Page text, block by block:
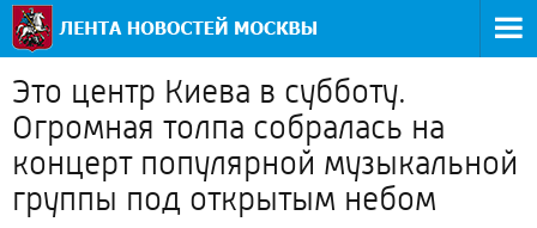
Это центр Киева в субботу.
Огромная толпа собралась на
концерт популярной музыкальной
группы под открытым небом